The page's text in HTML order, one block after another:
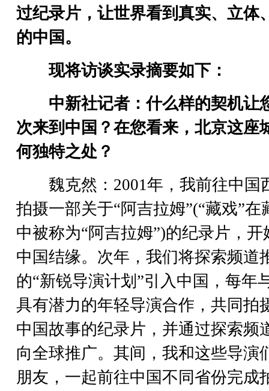
过纪录片，让世界看到真实、立体
的中国。
现将访谈实录摘要如下：
中新社记者：什么样的契机让
次来到中国？在您看来，北京这座
何独特之处？
魏克然：2001年，我前往中国
拍摄一部关于“阿吉拉姆”(“藏戏”在
中被称为“阿吉拉姆”)的纪录片，开
中国结缘。次年，我们将探索频道
的“新锐导演计划”引入中国，每年
具有潜力的年轻导演合作，共同拍
中国故事的纪录片，并通过探索频
向全球推广。其间，我和这些导演
朋友，一起前往中国不同省份完成